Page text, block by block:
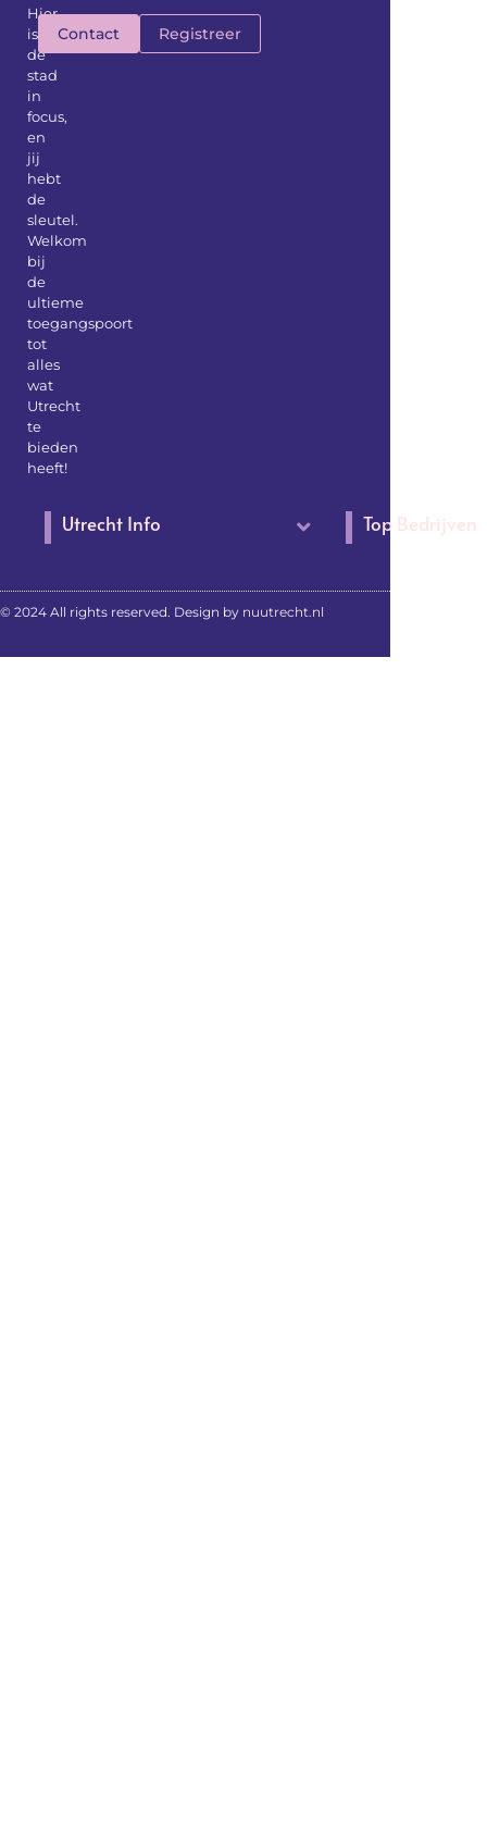
Hier
is
de
stad
in
focus,
en
jij
hebt
de
sleutel.
Welkom
bij
de
ultieme
toegangspoort
tot
alles
wat
Utrecht
te
bieden
heeft!
Contact Registreer
Utrecht Info Top Bedrijven
© 2024 All rights reserved. Design by nuutrecht.nl